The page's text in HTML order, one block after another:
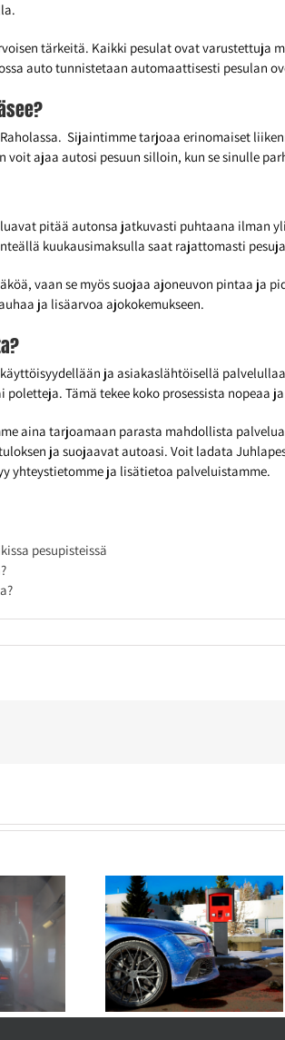
tärkeitä. Kaikki pesulat ovat
auto tunnistetaan automaattisesti pesulan
Sijaintimme tarjoaa erinomaiset
ajaa autosi pesuun silloin, kun se sinulle
pitää autonsa jatkuvasti puhtaana ilman
kuukausimaksulla saat rajattomasti
vaan se myös suojaa ajoneuvon pintaa ja
ja lisäarvoa ajokokemukseen.
ja asiakaslähtöisellä
Tämä tekee koko prosessista nopeaa
aina tarjoamaan parasta mahdollista
ja suojaavat autoasi. Voit ladata
yhteystietomme ja lisätietoa palveluistamme.
pesupisteissä
vaikutus
kirkkauteen
Näin pidät mustan
kiiltävänä ympäri